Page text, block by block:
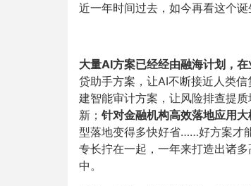
近一年时间过去，如今再看这个
大量AI方案已经经由融海计划，在
贷助手方案，让AI不断接近人类
建智能审计方案，让风险排查提质
新； 针对金融机构高效落地应用
型落地变得多快好省……好方案才
专长拧在一起，一年来打造出诸
中。